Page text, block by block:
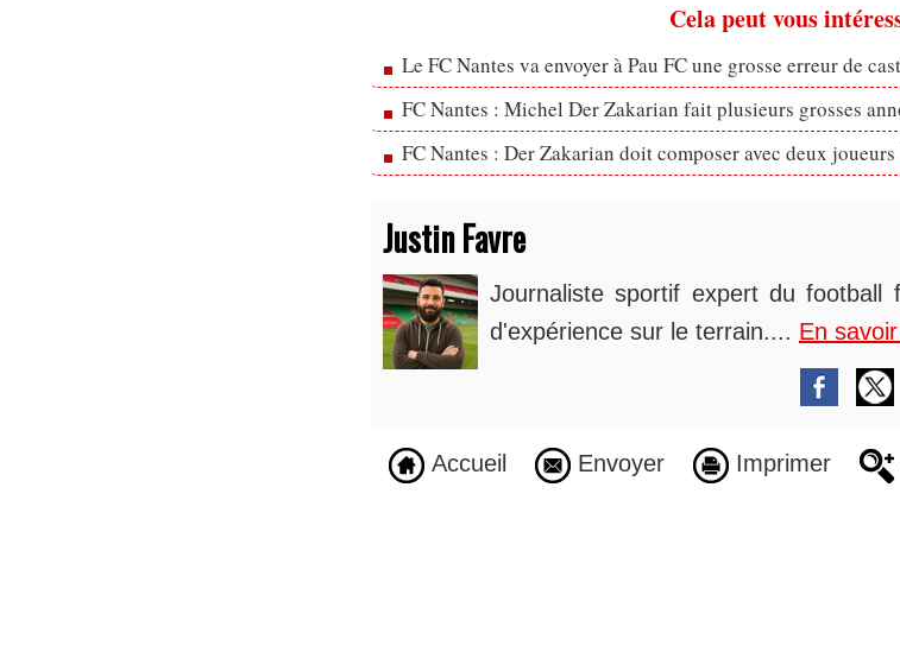
Cela peut vous
Le FC Nantes va envoyer à Pau FC une grosse erreur de
FC Nantes : Michel Der Zakarian fait plusieurs grosses
FC Nantes : Der Zakarian doit composer avec deux
Justin Favre
Journaliste sportif expert du
d'expérience sur le terrain.... En
Accueil Envoyer Imprimer